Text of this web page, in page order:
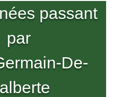
passant
par
De-